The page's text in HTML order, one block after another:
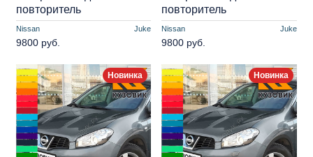
Nissan Juke
повторитель
9800 руб.
Nissan Juke
повторитель
9800 руб.
Новинка Новинка